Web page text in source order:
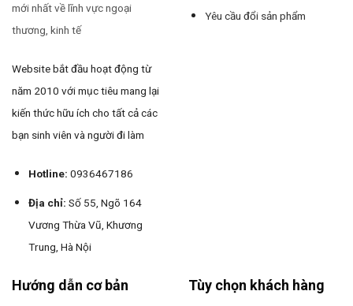
mới nhất về lĩnh vực ngoại
thương, kinh tế
Website bắt đầu hoạt động từ
năm 2010 với mục tiêu mang lại
kiến thức hữu ích cho tất cả các
bạn sinh viên và người đi làm
Hotline: 0936467186
Địa chỉ: Số 55, Ngõ 164
Vương Thừa Vũ, Khương
Trung, Hà Nội
Yêu cầu đổi sản phẩm
Hướng dẫn cơ bản Tùy chọn khách hàng